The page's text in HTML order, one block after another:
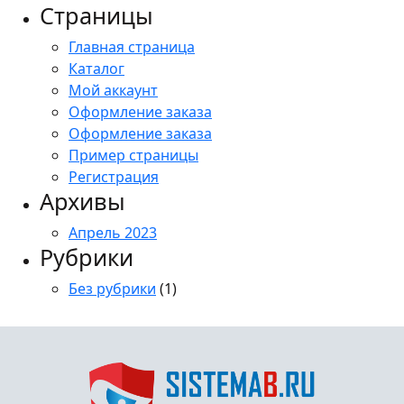
Страницы
Главная страница
Каталог
Мой аккаунт
Оформление заказа
Оформление заказа
Пример страницы
Регистрация
Архивы
Апрель 2023
Рубрики
Без рубрики (1)